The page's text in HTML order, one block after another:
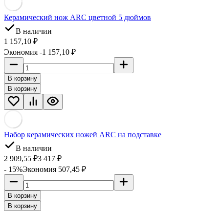
Керамический нож ARC цветной 5 дюймов
В наличии
1 157,10 ₽
Экономия -1 157,10 ₽
В корзину
В корзину
Набор керамических ножей ARC на подставке
В наличии
2 909,55 ₽3 417₽
- 15%Экономия 507,45 ₽
В корзину
В корзину